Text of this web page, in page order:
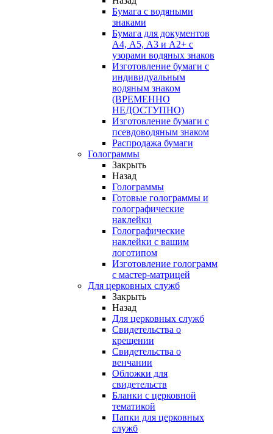
Бумага с водяными
знаками
Бумага для документов
А4, А5, А3 и А2+ с
узорами водяных знаков
Изготовление бумаги с
индивидуальным
водяным знаком
(ВРЕМЕННО
НЕДОСТУПНО)
Изготовление бумаги с
псевдоводяным знаком
Распродажа бумаги
Голограммы
Закрыть
Назад
Голограммы
Готовые голограммы и
голографические
наклейки
Голографические
наклейки с вашим
логотипом
Изготовление голограмм
с мастер-матрицей
Для церковных служб
Закрыть
Назад
Для церковных служб
Свидетельства о
крещении
Свидетельства о
венчании
Обложки для
свидетельств
Бланки с церковной
тематикой
Папки для церковных
служб